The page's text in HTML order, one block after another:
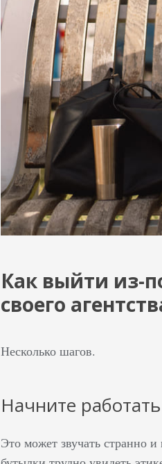
Как выйти из-
своего
Несколько шагов.
Начните
Это может звучать странно